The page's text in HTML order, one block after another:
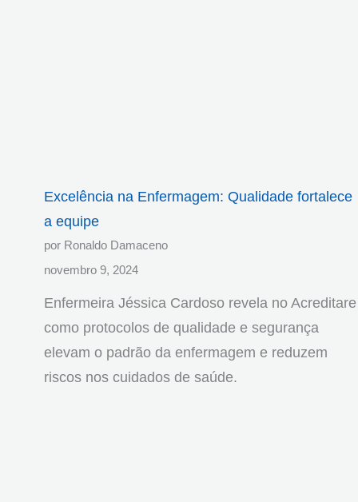
Excelência na Enfermagem: Qualidade fortalece
a equipe
por Ronaldo Damaceno
novembro 9, 2024
Enfermeira Jéssica Cardoso revela no Acreditare
como protocolos de qualidade e segurança
elevam o padrão da enfermagem e reduzem
riscos nos cuidados de saúde.